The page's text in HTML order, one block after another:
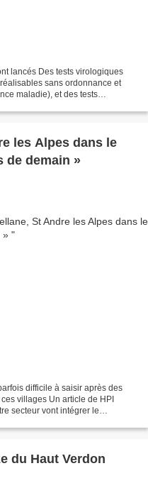
lancés Des tests virologiques
sans ordonnance et
maladie), et des tests
les Alpes dans le
de demain »
difficile à saisir après des
article de HPI
secteur vont intégrer le
du Haut Verdon